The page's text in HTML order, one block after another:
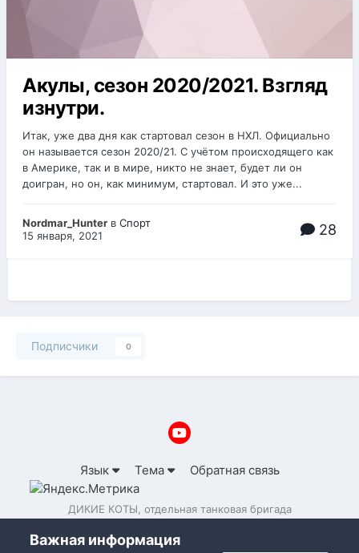
Акулы, сезон 2020/2021. Взгляд
изнутри.
Итак, уже два дня как стартовал сезон в НХЛ. Официально
он называется сезон 2020/21. С учётом происходящего как
в Америке, так и в мире, никто не знает, будет ли он
доигран, но он, как минимум, стартовал. И это уже...
Nordmar_Hunter в Спорт
15 января, 2021
28
Подписчики 0
Язык Тема Обратная связь
ДИКИЕ КОТЫ, отдельная танковая бригада
Важная информация